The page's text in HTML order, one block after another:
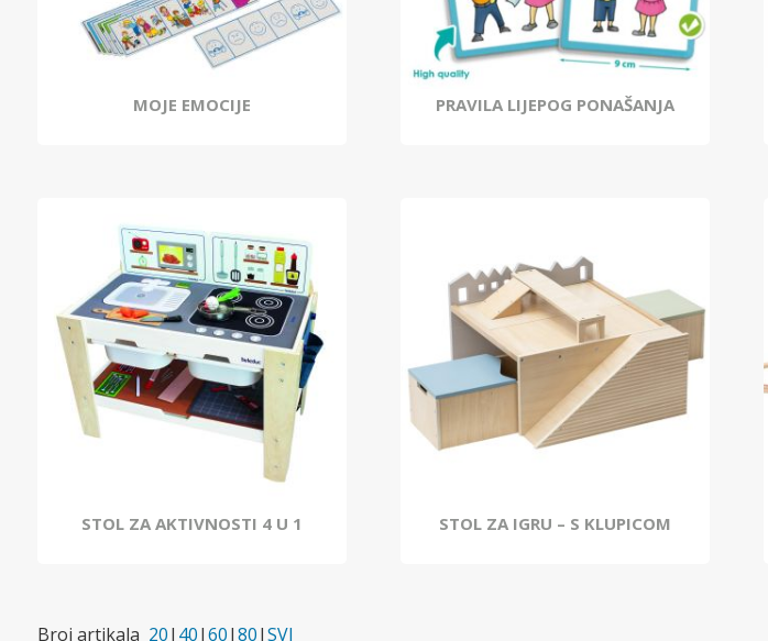
MOJE EMOCIJE PRAVILA LIJEPOG PONAŠANJA
STOL ZA AKTIVNOSTI 4 U 1 STOL ZA IGRU – S KLUPICOM
Broj artikala 20| 40|60|80|SVI